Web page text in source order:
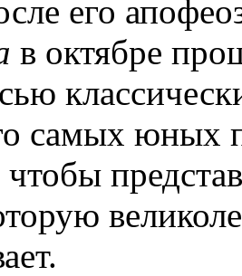
его
в октябре
самых юных
чтобы